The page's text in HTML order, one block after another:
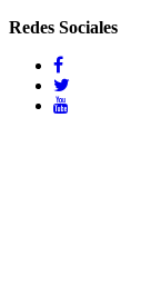
Redes Sociales